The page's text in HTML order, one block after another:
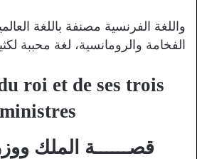
واللغة الفرنسية مصنفة باللغة
الفخامة والرومانسية، لغة محببة
roi et de ses trois
ministres
قصــــــة الملك